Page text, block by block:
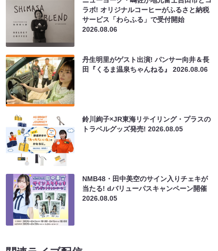
ラボ! オリジナルコーヒーがふるさと納税
サービス「わらふる」で受付開始
2026.08.06
丹生明里がゲスト出演! パンサー向井＆長
田『くるま温泉ちゃんねる』2026.08.06
鈴川絢子×JR東海リテイリング・プラスの
トラベルグッズ発売!2026.08.05
NMB48・田中美空のサイン入りチェキが
当たる! dバリューパスキャンペーン開催
2026.08.05